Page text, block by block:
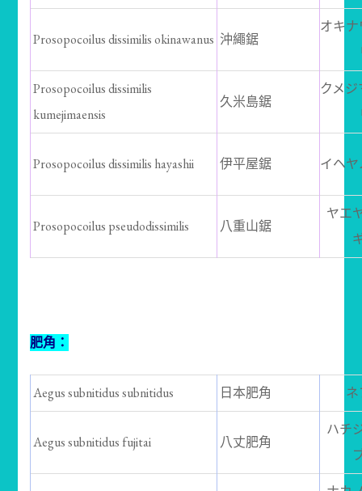
Prosopocoilus dissimilis okinawanus 沖繩鋸
オキ
Prosopocoilus dissimilis
kumejimaensis
久米島鋸
クメ
Prosopocoilus dissimilis hayashii 伊平屋鋸 イヘ
Prosopocoilus pseudodissimilis 八重山鋸
ヤエ
肥角：
Aegus subnitidus subnitidus 日本肥角
Aegus subnitidus fujitai 八丈肥角
ハチ